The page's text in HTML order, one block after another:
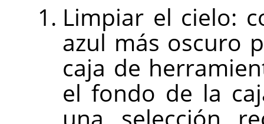
Limpiar el cielo:
azul más oscuro
caja de
el fondo de la